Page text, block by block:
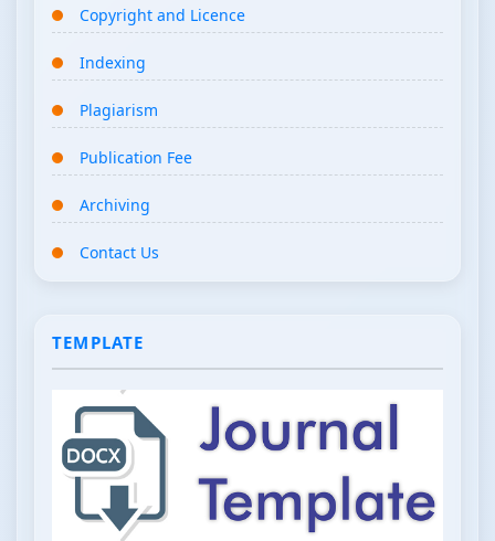
Copyright and Licence
Indexing
Plagiarism
Publication Fee
Archiving
Contact Us
TEMPLATE